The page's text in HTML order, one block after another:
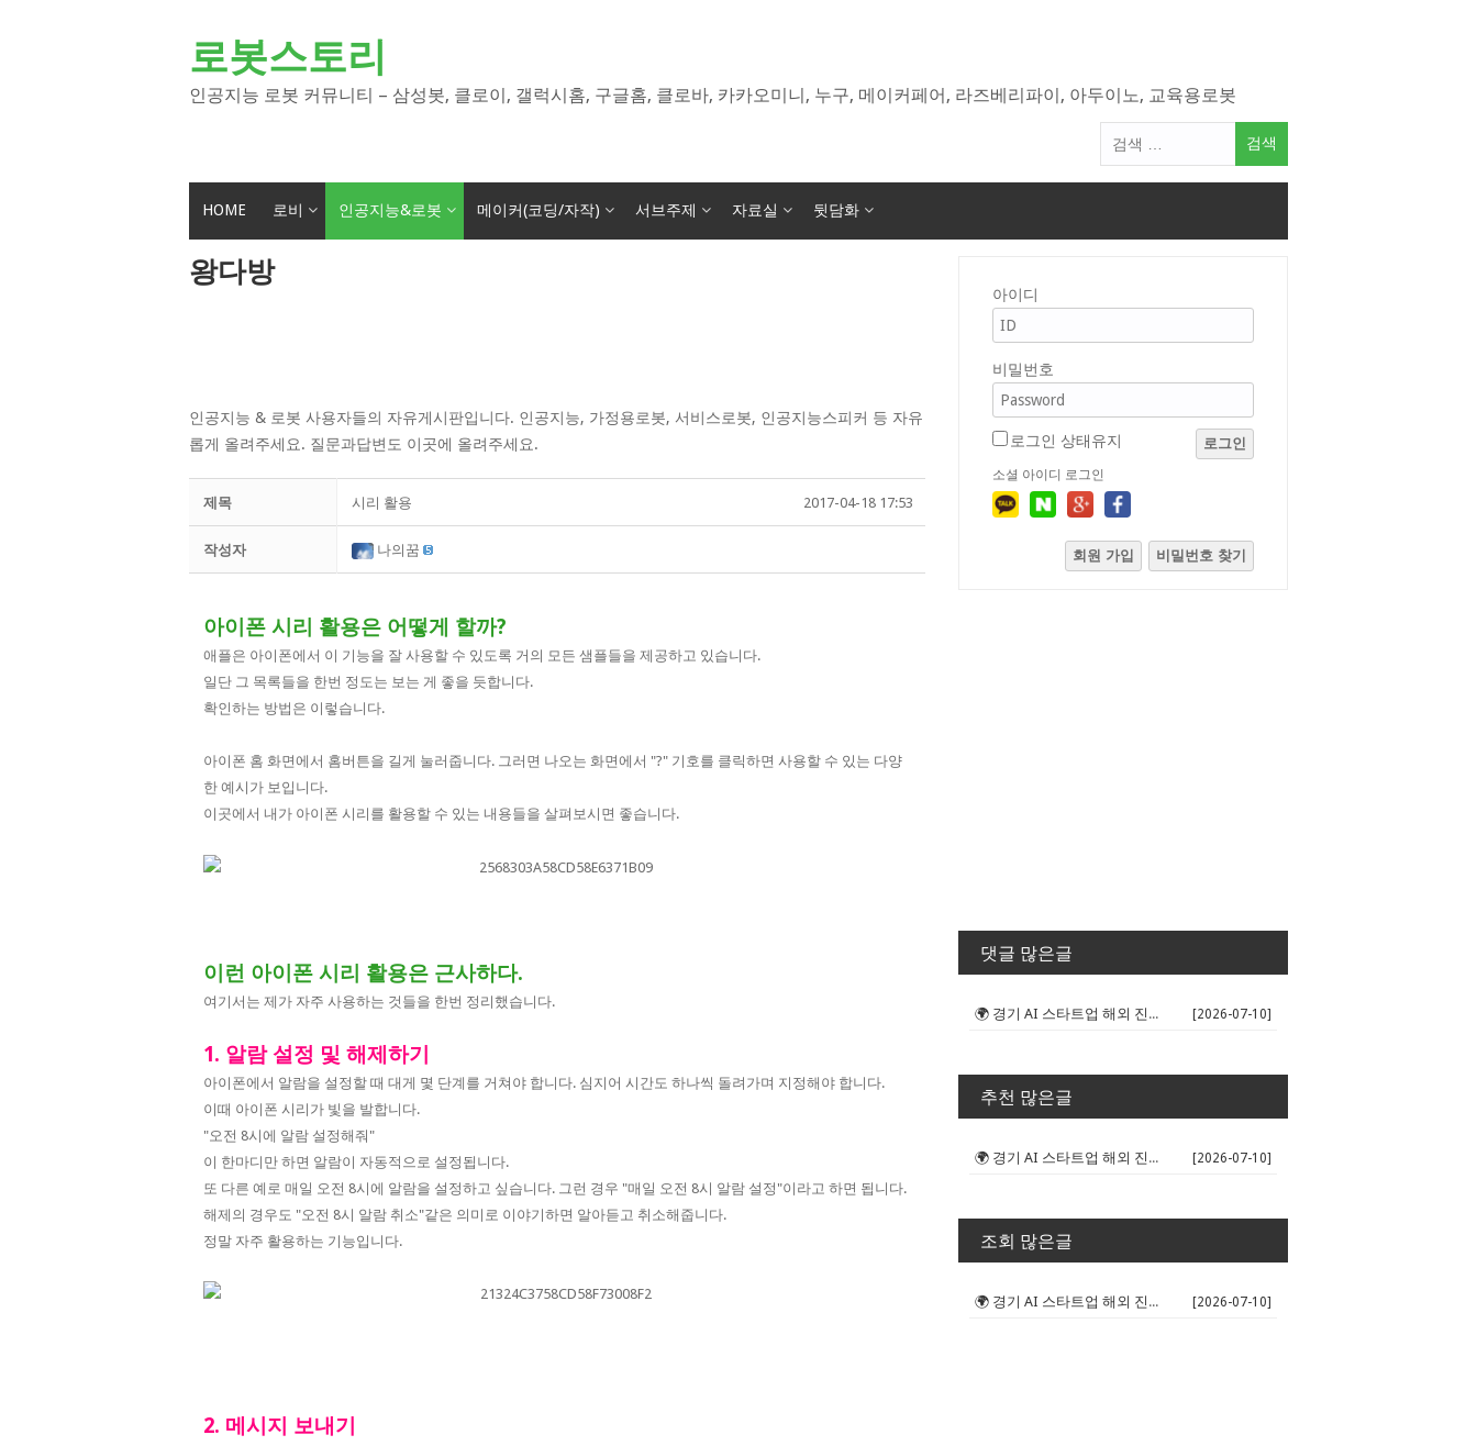
로봇스토리
인공지능 로봇 커뮤니티 – 삼성봇, 클로이, 갤럭시홈, 구글홈, 클로바, 카카오미니, 누구, 메이커페어, 라즈베리파이, 아두이노, 교육용로봇
색
HOME 로비 인공지능&로봇 메이커(코딩/자작) 서브주제 자료실 뒷담화
왕다방
인공지능 & 로봇 사용자들의 자유게시판입니다. 인공지능, 가정용로봇, 서비스로봇, 인공지능스피커 등 자유
롭게 올려주세요. 질문과답변도 이곳에 올려주세요.
제목 시리 활용 2017-04-18 17:53
작성자 나의꿈
아이폰 시리 활용은 어떻게 할까?
애플은 아이폰에서 이 기능을 잘 사용할 수 있도록 거의 모든 샘플들을 제공하고 있습니다.
일단 그 목록들을 한번 정도는 보는 게 좋을 듯합니다.
확인하는 방법은 이렇습니다.
아이폰 홈 화면에서 홈버튼을 길게 눌러줍니다. 그러면 나오는 화면에서 "?" 기호를 클릭하면 사용할 수 있는 다양
한 예시가 보입니다.
이곳에서 내가 아이폰 시리를 활용할 수 있는 내용들을 살펴보시면 좋습니다.
이런 아이폰 시리 활용은 근사하다.
여기서는 제가 자주 사용하는 것들을 한번 정리했습니다.
1. 알람 설정 및 해제하기
아이폰에서 알람을 설정할 때 대게 몇 단계를 거쳐야 합니다. 심지어 시간도 하나씩 돌려가며 지정해야 합니다.
이때 아이폰 시리가 빛을 발합니다.
"오전 8시에 알람 설정해줘"
이 한마디만 하면 알람이 자동적으로 설정됩니다.
또 다른 예로 매일 오전 8시에 알람을 설정하고 싶습니다. 그런 경우 "매일 오전 8시 알람 설정"이라고 하면 됩니다.
해제의 경우도 "오전 8시 알람 취소"같은 의미로 이야기하면 알아듣고 취소해줍니다.
정말 자주 활용하는 기능입니다.
2. 메시지 보내기
아이디
비밀번호
로그인 상태유지 로그인
소셜 아이디 로그인
회원 가입 비밀번호 찾기
댓글 많은글
🌍 경기 AI 스타트업 해외 진출 판... [2026-07-10]
추천 많은글
🌍 경기 AI 스타트업 해외 진출 판... [2026-07-10]
조회 많은글
🌍 경기 AI 스타트업 해외 진출 판... [2026-07-10]